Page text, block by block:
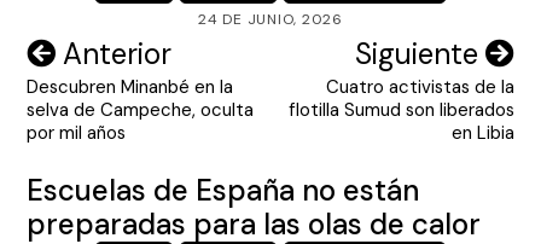
24 DE JUNIO, 2026
Navegación
de
entradas
Anterior
Descubren Minanbé en la
selva de Campeche, oculta
por mil años
Siguiente
Cuatro activistas de la
flotilla Sumud son liberados
en Libia
Escuelas de España no están
preparadas para las olas de calor